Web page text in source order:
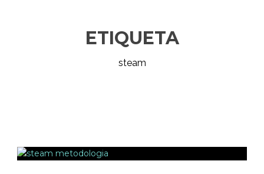
ETIQUETA
steam